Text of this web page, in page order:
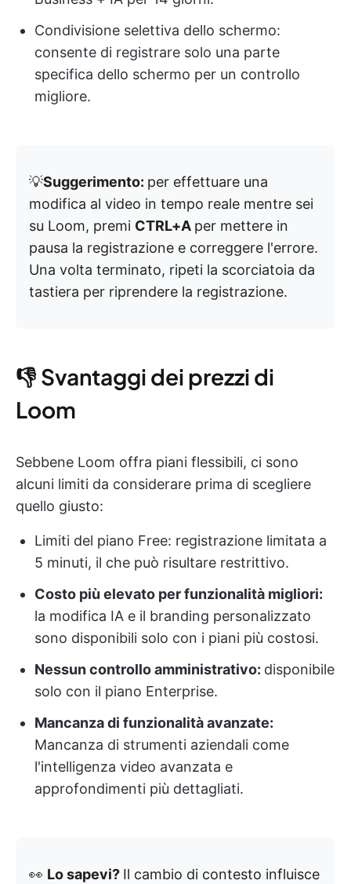
Condivisione selettiva dello schermo:
consente di registrare solo una parte
specifica dello schermo per un controllo
migliore.
💡Suggerimento: per effettuare una
modifica al video in tempo reale mentre sei
su Loom, premi CTRL+A per mettere in
pausa la registrazione e correggere l'errore.
Una volta terminato, ripeti la scorciatoia da
tastiera per riprendere la registrazione.
👎 Svantaggi dei prezzi di
Loom
Sebbene Loom offra piani flessibili, ci sono
alcuni limiti da considerare prima di scegliere
quello giusto:
Limiti del piano Free: registrazione limitata a
5 minuti, il che può risultare restrittivo.
Costo più elevato per funzionalità migliori:
la modifica IA e il branding personalizzato
sono disponibili solo con i piani più costosi.
Nessun controllo amministrativo: disponibile
solo con il piano Enterprise.
Mancanza di funzionalità avanzate:
Mancanza di strumenti aziendali come
l'intelligenza video avanzata e
approfondimenti più dettagliati.
👀 Lo sapevi? Il cambio di contesto influisce